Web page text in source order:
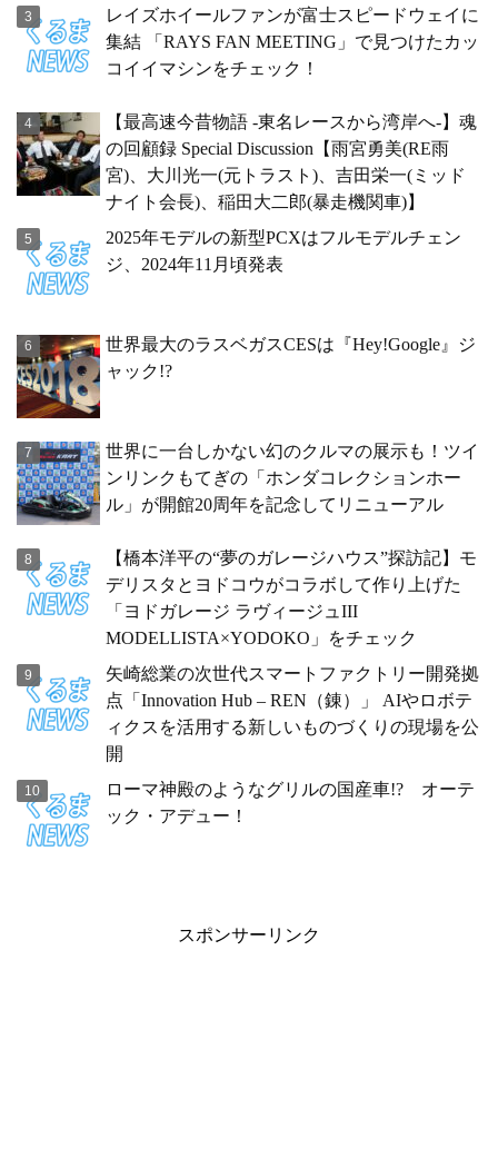
レイズホイールファンが富士スピードウェイに
集結 「RAYS FAN MEETING」で見つけたカッ
コイイマシンをチェック！
【最高速今昔物語 -東名レースから湾岸へ-】魂
の回顧録 Special Discussion【雨宮勇美(RE雨
宮)、大川光一(元トラスト)、吉田栄一(ミッド
ナイト会長)、稲田大二郎(暴走機関車)】
2025年モデルの新型PCXはフルモデルチェン
ジ、2024年11月頃発表
世界最大のラスベガスCESは『Hey!Google』ジ
ャック!?
世界に一台しかない幻のクルマの展示も！ツイ
ンリンクもてぎの「ホンダコレクションホー
ル」が開館20周年を記念してリニューアル
【橋本洋平の“夢のガレージハウス”探訪記】モ
デリスタとヨドコウがコラボして作り上げた
「ヨドガレージ ラヴィージュIII
MODELLISTA×YODOKO」をチェック
矢崎総業の次世代スマートファクトリー開発拠
点「Innovation Hub – REN（錬）」 AIやロボテ
ィクスを活用する新しいものづくりの現場を公
開
ローマ神殿のようなグリルの国産車!? オーテ
ック・アデュー！
スポンサーリンク